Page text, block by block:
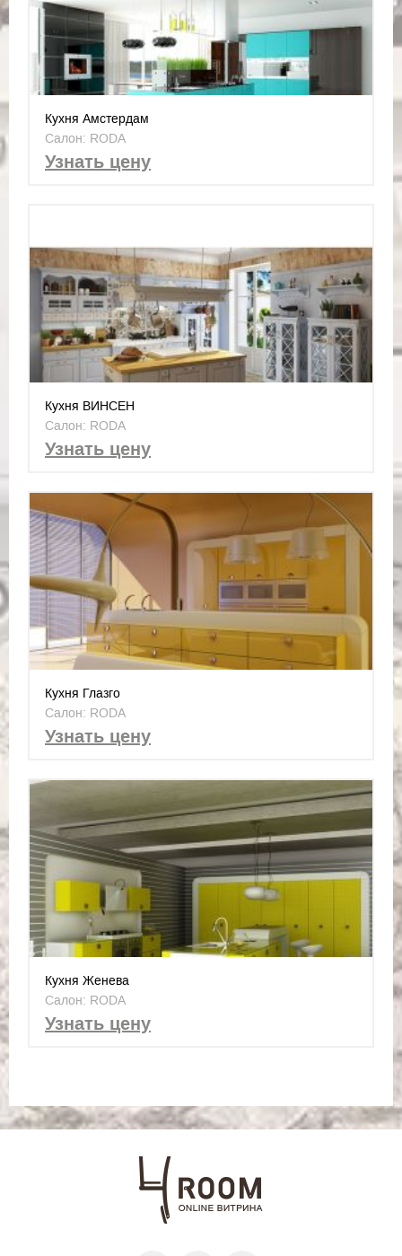
Кухня Амстердам
Салон: RODA
Узнать цену
Кухня ВИНСЕН
Салон: RODA
Узнать цену
Кухня Глазго
Салон: RODA
Узнать цену
Кухня Женева
Салон: RODA
Узнать цену